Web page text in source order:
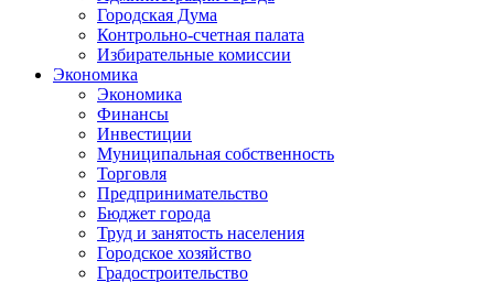
Городская Дума
Контрольно-счетная палата
Избирательные комиссии
Экономика
Экономика
Финансы
Инвестиции
Муниципальная собственность
Торговля
Предпринимательство
Бюджет города
Труд и занятость населения
Городское хозяйство
Градостроительство